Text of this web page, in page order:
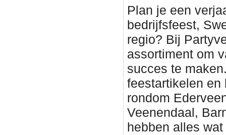
Plan je een
bedrijfsfeest,
regio? Bij
assortiment om
succes te
feestartikelen en
rondom
Veenendaal,
hebben alles